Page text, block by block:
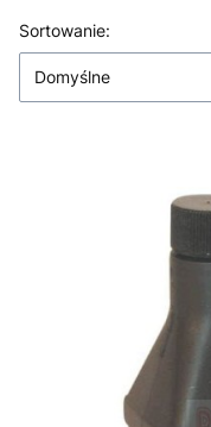
Lista produktów
Sortowanie:
Domyślne